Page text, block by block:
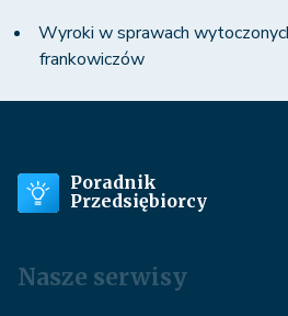
Wyroki w sprawach
frankowiczów
Poradnik
Przedsiębiorcy
Nasze serwisy